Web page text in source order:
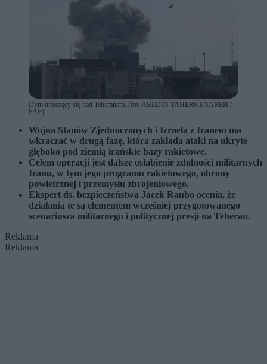
Dym unoszący się nad Teheranem. (fot. ABEDIN TAHERKENAREH /
PAP)
Wojna Stanów Zjednoczonych i Izraela z Iranem ma
wkraczać w drugą fazę, która zakłada ataki na ukryte
głęboko pod ziemią irańskie bazy rakietowe.
Celem operacji jest dalsze osłabienie zdolności militarnych
Iranu, w tym jego programu rakietowego, obrony
powietrznej i przemysłu zbrojeniowego.
Ekspert ds. bezpieczeństwa Jacek Raubo ocenia, że
działania te są elementem wcześniej przygotowanego
scenariusza militarnego i politycznej presji na Teheran.
Reklama
Reklama